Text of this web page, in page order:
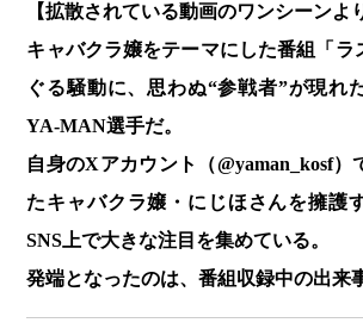
【拡散されている動画のワンシーンよ
キャバクラ嬢をテーマにした番組「ラ
ぐる騒動に、思わぬ“参戦者”が現れ
YA-MAN選手だ。
自身のXアカウント（@yaman_kosf）
たキャバクラ嬢・にじほさんを擁護
SNS上で大きな注目を集めている。
発端となったのは、番組収録中の出来